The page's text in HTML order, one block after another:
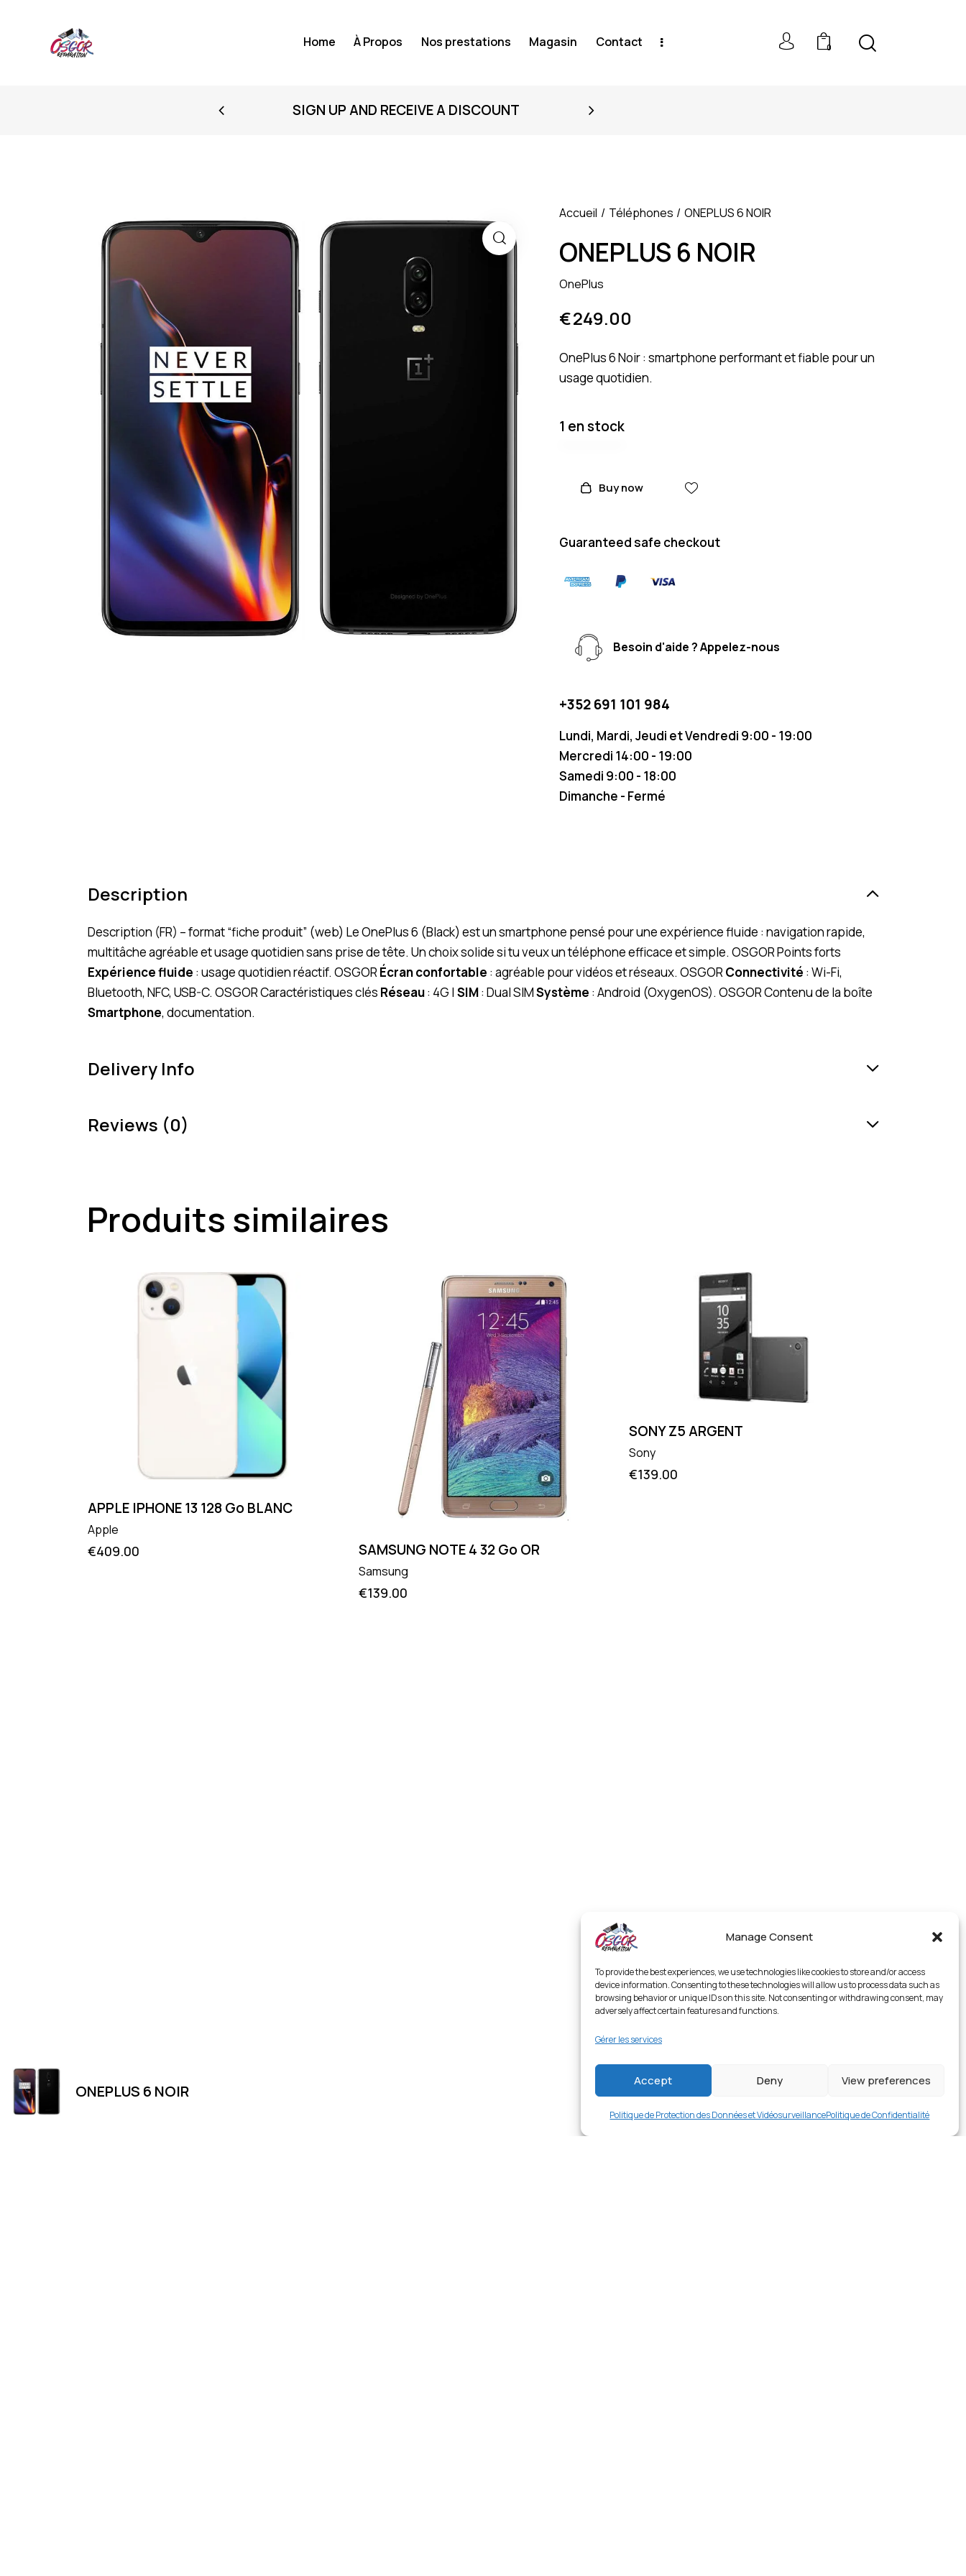
Manage Consent
To provide the best experiences, we use technologies like cookies to store and/or access
device information. Consenting to these technologies will allow us to process data such as
browsing behavior or unique IDs on this site. Not consenting or withdrawing consent, may
adversely affect certain features and functions.
Gérer les services
Accept Deny View preferences
Politique de Protection des Données et VidéosurveillancePolitique de Confidentialité
Home À Propos Nos prestations Magasin Contact 0
SIGN UP AND RECEIVE A DISCOUNT
Accueil Téléphones ONEPLUS 6 NOIR
ONEPLUS 6 NOIR
OnePlus
€249.00
OnePlus 6 Noir : smartphone performant et fiable pour un
usage quotidien.
1 en stock
Buy now
Guaranteed safe checkout
Besoin d'aide ? Appelez-nous
+352 691 101 984
Lundi, Mardi, Jeudi et Vendredi 9:00 - 19:00
Mercredi 14:00 - 19:00
Samedi 9:00 - 18:00
Dimanche - Fermé
Description
Description (FR) – format “fiche produit” (web) Le OnePlus 6 (Black) est un smartphone pensé pour une expérience fluide : navigation rapide,
multitâche agréable et usage quotidien sans prise de tête. Un choix solide si tu veux un téléphone efficace et simple. OSGOR Points forts
Expérience fluide : usage quotidien réactif. OSGORÉcran confortable : agréable pour vidéos et réseaux. OSGORConnectivité : Wi-Fi,
Bluetooth, NFC, USB-C. OSGOR Caractéristiques clés Réseau: 4G | SIM: Dual SIMSystème : Android (OxygenOS). OSGOR Contenu de la boîte
Smartphone, documentation.
Delivery Info
Reviews (0)
Produits similaires
APPLE IPHONE 13 128 Go BLANC
Apple
€409.00 SAMSUNG NOTE 4 32 Go OR
Samsung
€139.00
SONY Z5 ARGENT
Sony
€139.00
ONEPLUS 6 NOIR 249.00
Buy now